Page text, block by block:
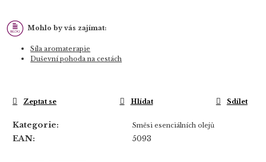
Mohlo by vás zajímat:
Síla aromaterapie
Duševní pohoda na cestách
Kategorie: Směsi esenciálních olejů
EAN: 5093
Zeptat se Hlídat Sdílet